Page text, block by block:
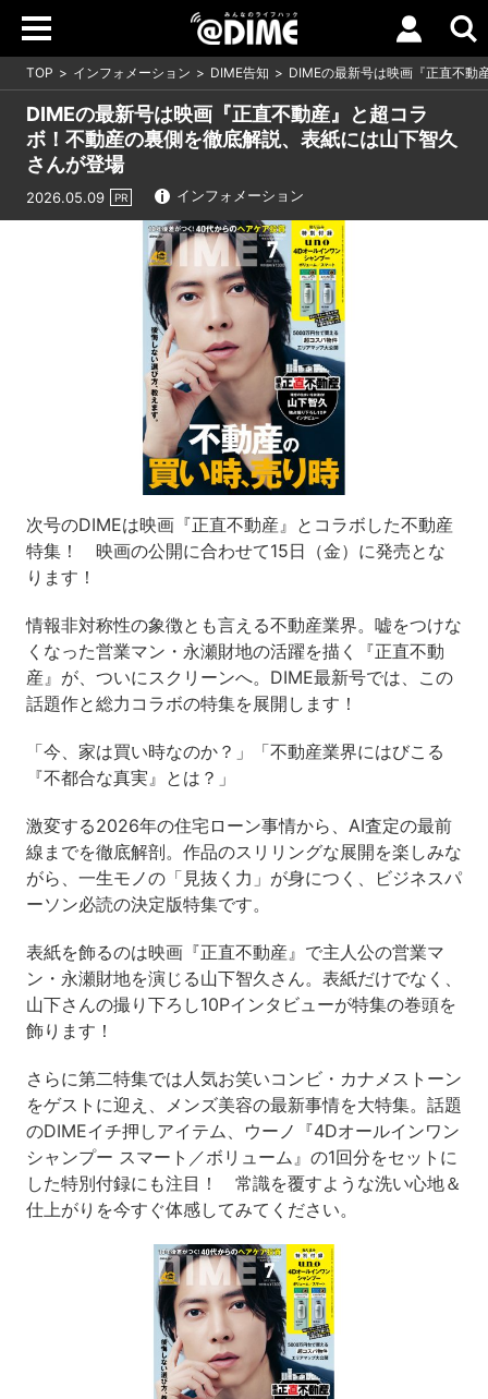
TOP インフォメーション DIME告知 DIMEの最新号は映画『正直不動
DIMEの最新号は映画『正直不動産』と超コラ
ボ！不動産の裏側を徹底解説、表紙には山下智久
さんが登場
2026.05.09 PR インフォメーション
次号のDIMEは映画『正直不動産』とコラボした不動産
特集！ 映画の公開に合わせて15日（金）に発売とな
ります！
情報非対称性の象徴とも言える不動産業界。嘘をつけな
くなった営業マン・永瀬財地の活躍を描く『正直不動
産』が、ついにスクリーンへ。DIME最新号では、この
話題作と総力コラボの特集を展開します！
「今、家は買い時なのか？」「不動産業界にはびこる
『不都合な真実』とは？」
激変する2026年の住宅ローン事情から、AI査定の最前
線までを徹底解剖。作品のスリリングな展開を楽しみな
がら、一生モノの「見抜く力」が身につく、ビジネスパ
ーソン必読の決定版特集です。
表紙を飾るのは映画『正直不動産』で主人公の営業マ
ン・永瀬財地を演じる山下智久さん。表紙だけでなく、
山下さんの撮り下ろし10Pインタビューが特集の巻頭を
飾ります！
さらに第二特集では人気お笑いコンビ・カナメストーン
をゲストに迎え、メンズ美容の最新事情を大特集。話題
のDIMEイチ押しアイテム、ウーノ『4Dオールインワン
シャンプー スマート／ボリューム』の1回分をセットに
した特別付録にも注目！ 常識を覆すような洗い心地＆
仕上がりを今すぐ体感してみてください。